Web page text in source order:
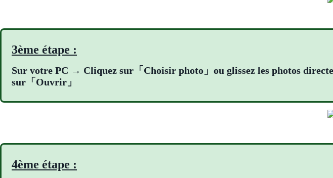
3ème étape :
Sur votre PC → Cliquez sur「Choisir photo」ou glissez les photos
sur「Ouvrir」
4ème étape :